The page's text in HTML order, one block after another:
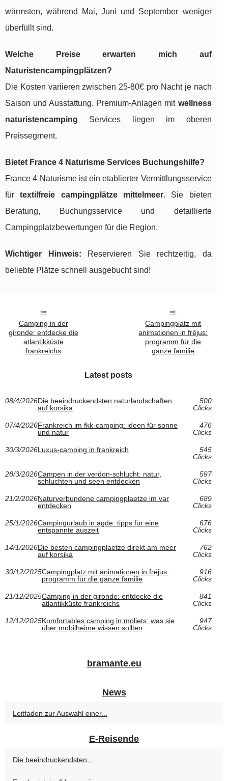
wärmsten, während Mai, Juni und September weniger
überfüllt sind.
Welche Preise erwarten mich auf
Naturistencampingplätzen?
Die Kosten variieren zwischen 25-80€ pro Nacht je nach
Saison und Ausstattung. Premium-Anlagen mit wellness
naturistencamping Services liegen im oberen
Preissegment.
Bietet France 4 Naturisme Services Buchungshilfe?
France 4 Naturisme ist ein etablierter Vermittlungsservice
fürtextilfreie campingplätze mittelmeer. Sie bieten
Beratung, Buchungsservice und detaillierte
Campingplatzbewertungen für die Region.
Wichtiger Hinweis: Reservieren Sie rechtzeitig, da
beliebte Plätze schnell ausgebucht sind!
Camping in der
gironde: entdecke die
atlantikküste
frankreichs
Campingplatz mit
animationen in fréjus:
programm für die
ganze familie
Latest posts
08/4/2026Die beeindruckendsten naturlandschaften
auf korsika
500
Clicks
07/4/2026Frankreich im fkk-camping: ideen für sonne
und natur
476
Clicks
30/3/2026Luxus-camping in frankreich
545
Clicks
28/3/2026Campen in der verdon-schlucht: natur,
schluchten und seen entdecken
597
Clicks
21/2/2026Naturverbundene campingplaetze im var
entdecken
689
Clicks
25/1/2026Campingurlaub in agde: tipps für eine
entspannte auszeit
676
Clicks
14/1/2026Die besten campingplaetze direkt am meer
auf korsika
762
Clicks
30/12/2025Campingplatz mit animationen in fréjus:
programm für die ganze familie
916
Clicks
21/12/2025Camping in der gironde: entdecke die
atlantikküste frankreichs
841
Clicks
12/12/2025Komfortables camping in moliets: was sie
über mobilheime wissen sollten
947
Clicks
bramante.eu
News
Leitfaden zur Auswahl einer...
E-Reisende
Die beeindruckendsten...